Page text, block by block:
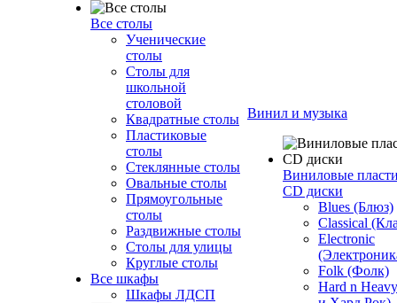
Все столы
Ученические
столы
Столы для
школьной
столовой
Квадратные столы
Пластиковые
столы
Стеклянные столы
Овальные столы
Прямоугольные
столы
Раздвижные столы
Столы для улицы
Круглые столы
Все шкафы
Шкафы ЛДСП
Винил и музыка
Виниловые
CD диски
Blues (Блюз)
Classical
Electronic
Folk (Фолк)
Hard n